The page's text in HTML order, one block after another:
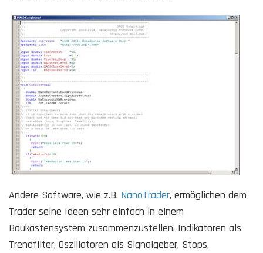
Andere Software, wie z.B. NanoTrader, ermöglichen dem
Trader seine Ideen sehr einfach in einem
Baukastensystem zusammenzustellen. Indikatoren als
Trendfilter, Oszillatoren als Signalgeber, Stops,